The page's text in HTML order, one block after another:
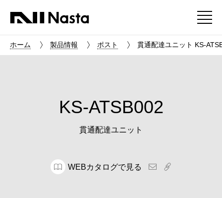
ホーム 製品情報 ポスト 貫通配達ユニット KS-
KS-ATSB002
貫通配達ユニット
WEBカタログで見る